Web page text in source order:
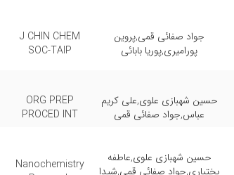
جواد صفائی قمی,پروین
پورامیری,پوریا بابائی
J CHIN CHEM
SOC-TAIP
حسین شهبازی علوی,علی کریم
عباس,جواد صفائی قمی
ORG PREP
PROCED INT
حسین شهبازی علوی,عاطفه
بختیاری,جواد صفائی قمی,شیدا
Nanochemistry